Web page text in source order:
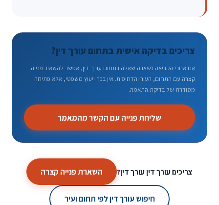
צריכים בדיקה אישית בתחום עורך דין?
אם אחרי הקריאה נשארה שאלה בתחום עורך דין, אפשר להשאיר פנייה
קצרה עם התחום, העיר והדחיפות. אין בכך ייעוץ משפטי, אלא פתיחה
מסודרת של בדיקת התאמה.
שליחת פנייה עם הקשר מהמאמר
צריכים עורך דין עורך דין? השארת פנייה קצרה
חיפוש עורך דין לפי תחום ועיר